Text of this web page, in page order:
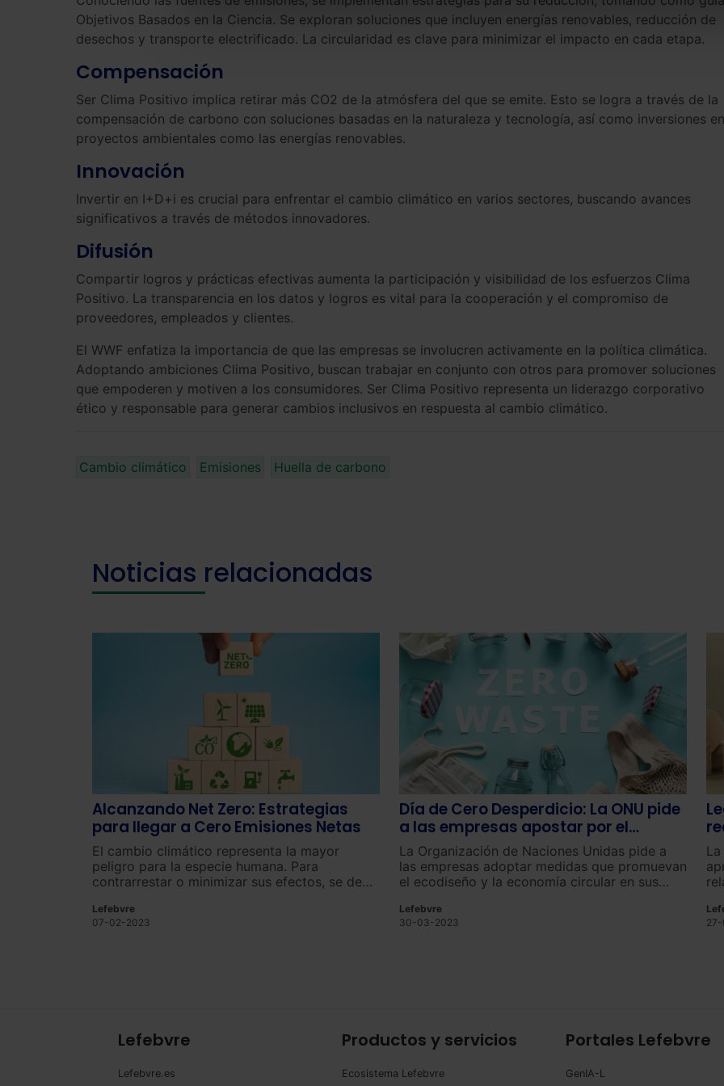
Objetivos Basados en la Ciencia. Se exploran soluciones que incluyen energías renovables, reducción de
desechos y transporte electrificado. La circularidad es clave para minimizar el impacto en cada etapa.
Compensación
Ser Clima Positivo implica retirar más CO2 de la atmósfera del que se emite. Esto se logra a través de la
compensación de carbono con soluciones basadas en la naturaleza y tecnología, así como inversiones en
proyectos ambientales como las energías renovables.
Innovación
Invertir en I+D+i es crucial para enfrentar el cambio climático en varios sectores, buscando avances
significativos a través de métodos innovadores.
Difusión
Compartir logros y prácticas efectivas aumenta la participación y visibilidad de los esfuerzos Clima
Positivo. La transparencia en los datos y logros es vital para la cooperación y el compromiso de
proveedores, empleados y clientes.
El WWF enfatiza la importancia de que las empresas se involucren activamente en la política climática.
Adoptando ambiciones Clima Positivo, buscan trabajar en conjunto con otros para promover soluciones
que empoderen y motiven a los consumidores. Ser Clima Positivo representa un liderazgo corporativo
ético y responsable para generar cambios inclusivos en respuesta al cambio climático.
Cambio climático Emisiones Huella de carbono
Noticias relacionadas
Alcanzando Net Zero: Estrategias
para llegar a Cero Emisiones Netas
El cambio climático representa la mayor
peligro para la especie humana. Para
contrarrestar o minimizar sus efectos, se debe
internacionales orientados a la disminución de
las emisiones contaminantes.
Lefebvre
07-02-2023
Día de Cero Desperdicio: La ONU pide
a las empresas apostar por el
ecodiseño
La Organización de Naciones Unidas pide a
las empresas adoptar medidas que promuevan
el ecodiseño y la economía circular en sus
ciudadanos a cambiar sus hábitos para
reutilizar, reparar y desechar adecuadamente
Lefebvre
30-03-2023
Lefebvre
Lefebvre.es
Productos y servicios
Ecosistema Lefebvre
Portales Lefebvre
GenIA-L